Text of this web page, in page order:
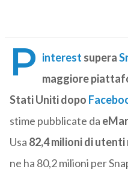
P interest supera
maggiore
Stati Uniti dopo
stime pubblicate da
Usa 82,4 milioni di utenti
ne ha 80,2 milioni per